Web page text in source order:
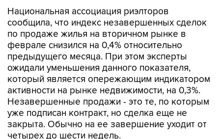
Национальная ассоциация риэлторов
сообщила, что индекс незавершенных сделок
по продаже жилья на вторичном рынке в
феврале снизился на 0,4% относительно
предыдущего месяца. При этом эксперты
ожидали уменьшения данного показателя,
который является опережающим индикатором
активности на рынке недвижимости, на 0,3%.
Незавершенные продажи - это те, по которым
уже подписан контракт, но сделка еще не
закрыта. Обычно на ее завершение уходит от
четырех до шести недель.